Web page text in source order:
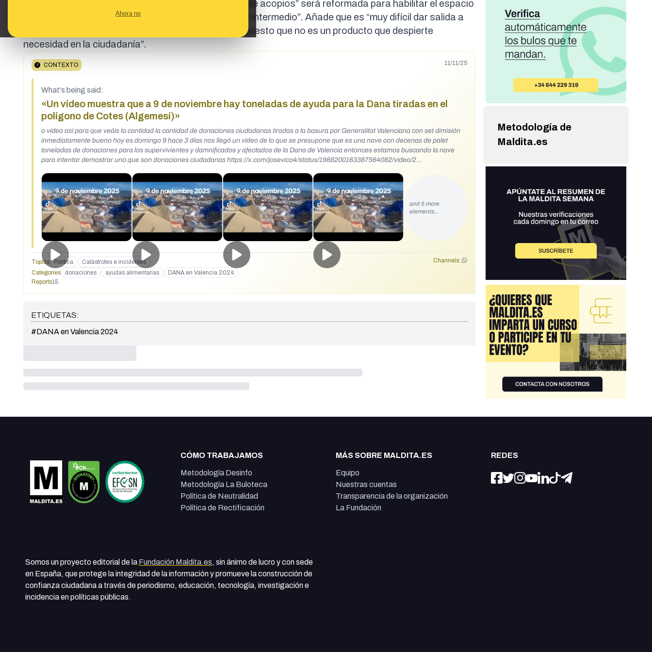
Ahora no
la instalación donde se “almacenaban estos restos de acopios” será reformada para habilitar el espacio
a servicios públicos y los han “trasladado a un punto intermedio”. Añade que es “muy difícil dar salida a
materiales como mascarillas y gel hidroalcohólico, puesto que no es un producto que despierte
necesidad en la ciudadanía”.
CONTEXTO 11/11/25
What's being said:
«Un vídeo muestra que a 9 de noviembre hay toneladas de ayuda para la Dana tiradas en el
polígono de Cotes (Algemesí)»
o vídeo así para que veáis la cantidad la cantidad de donaciones ciudadanas tiradas a la basura por Generalitat Valenciana con set dimisión
inmediatamente bueno hoy es domingo 9 hace 3 días nos llegó un vídeo de lo que se presupone que es una nave con decenas de palet
toneladas de donaciones para los supervivientes y damnificados y afectados de la Dana de Valencia entonces estamos buscando la nave
para intentar demostrar uno que son donaciones ciudadanas https://x.com/josevico4/status/1988200163387564082/video/2
https://www.tiktok.com/@anaisabelfoc/video/7570815375508507926
and 5 more
elements…
Topics Política Catástrofes e incidentes
Channels:
Categories
donaciones ayudas alimentarias
DANA en Valencia 2024
Reports15
ETIQUETAS:
#DANA en Valencia 2024
Metodología de
Maldita.es
CÓMO TRABAJAMOS
Metodología Desinfo
Metodología La Buloteca
Política de Neutralidad
Política de Rectificación
MÁS SOBRE MALDITA.ES
Equipo
Nuestras cuentas
Transparencia de la organización
La Fundación
REDES
Somos un proyecto editorial de la Fundación Maldita.es, sin ánimo de lucro y con sede
en España, que protege la integridad de la información y promueve la construcción de
confianza ciudadana a través de periodismo, educación, tecnología, investigación e
incidencia en políticas públicas.